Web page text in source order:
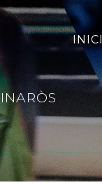
INICI